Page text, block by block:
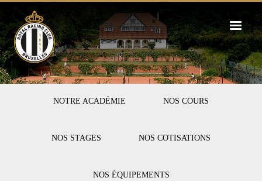
main
content
FIRST-NOTRE ACADÉMIE NOS COURS
NOS STAGES NOS COTISATIONS
NOS ÉQUIPEMENTS